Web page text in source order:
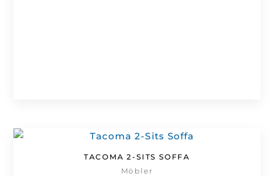
TACOMA 2-SITS SOFFA
Möbler